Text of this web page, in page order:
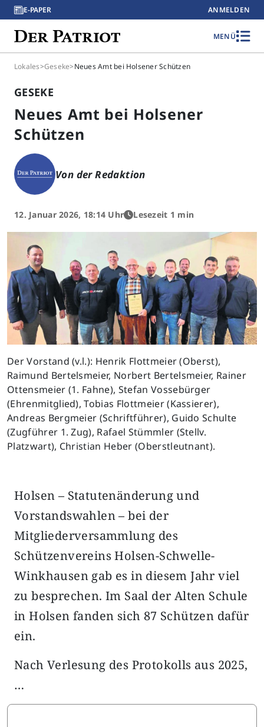
E-PAPER ANMELDEN
MENÜ
Lokales>Geseke>Neues Amt bei Holsener Schützen
GESEKE
Neues Amt bei Holsener
Schützen
Von der Redaktion
12. Januar 2026, 18:14 Uhr Lesezeit 1 min
Der Vorstand (v.l.): Henrik Flottmeier (Oberst),
Raimund Bertelsmeier, Norbert Bertelsmeier, Rainer
Ottensmeier (1. Fahne), Stefan Vossebürger
(Ehrenmitglied), Tobias Flottmeier (Kassierer),
Andreas Bergmeier (Schriftführer), Guido Schulte
(Zugführer 1. Zug), Rafael Stümmler (Stellv.
Platzwart), Christian Heber (Oberstleutnant).
Holsen – Statutenänderung und
Vorstandswahlen – bei der
Mitgliederversammlung des
Schützenvereins Holsen-Schwelle-
Winkhausen gab es in diesem Jahr viel
zu besprechen. Im Saal der Alten Schule
in Holsen fanden sich 87 Schützen dafür
ein.
Nach Verlesung des Protokolls aus 2025,
…